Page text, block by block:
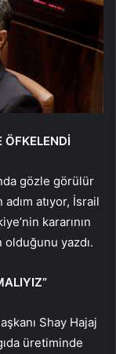
ÖFKELENDİ
gözle görülür
atıyor, İsrail
kararının
olduğunu yazdı.
Shay Hajaj
üretiminde